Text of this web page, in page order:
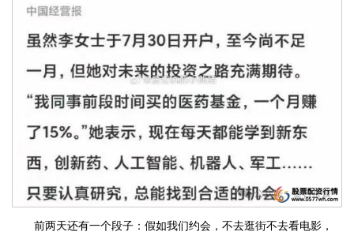
前两天还有一个段子：假如我们约会，不去逛街不去看电影，